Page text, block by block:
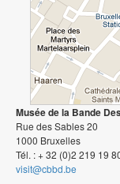
Musée de la Bande
Rue des Sables 20
1000 Bruxelles
Tél. : + 32 (0)2 219 19
visit@cbbd.be